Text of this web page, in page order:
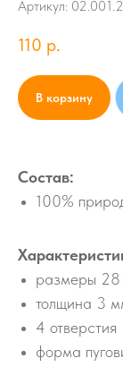
Артикул:
110 р.
В корзину
Состав:
100%
размеры
толщина 3
4 отверстия
форма